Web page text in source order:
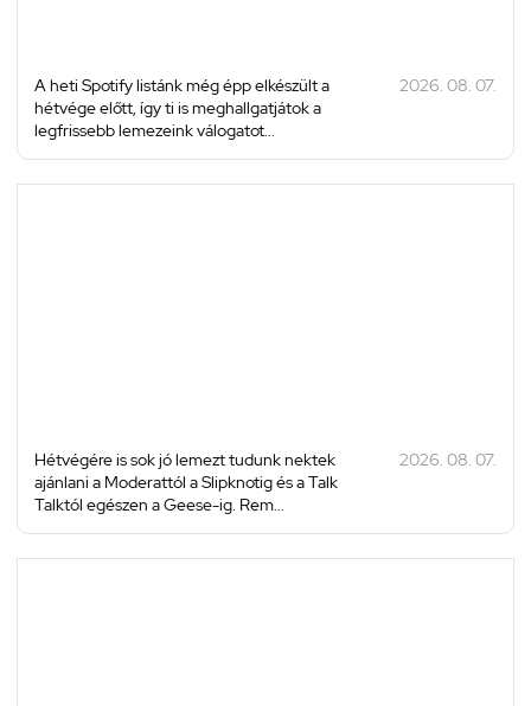
A heti Spotify listánk még épp elkészült a
hétvége előtt, így ti is meghallgatjátok a
legfrissebb lemezeink válogatot...
2026. 08. 07.
Hétvégére is sok jó lemezt tudunk nektek
ajánlani a Moderattól a Slipknotig és a Talk
Talktól egészen a Geese-ig. Rem...
2026. 08. 07.